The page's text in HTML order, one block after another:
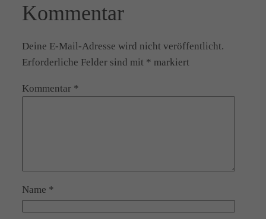
Kommentar
Deine E-Mail-Adresse wird nicht veröffentlicht.
Erforderliche Felder sind mit * markiert
Kommentar *
Name *